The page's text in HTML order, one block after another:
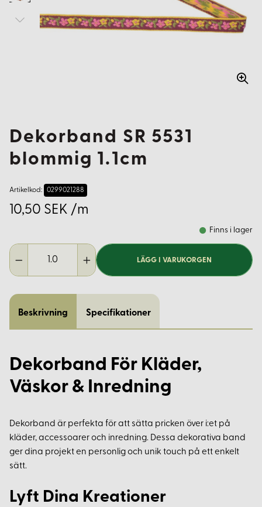
Dekorband SR 5531
blommig 1.1cm
Artikelkod: 0299021288
10,50 SEK /m
Finns i lager
LÄGG I VARUKORGEN
Beskrivning Specifikationer
Dekorband För Kläder,
Väskor & Inredning
Dekorband är perfekta för att sätta pricken över i:et på
kläder, accessoarer och inredning. Dessa dekorativa band
ger dina projekt en personlig och unik touch på ett enkelt
sätt.
Lyft Dina Kreationer